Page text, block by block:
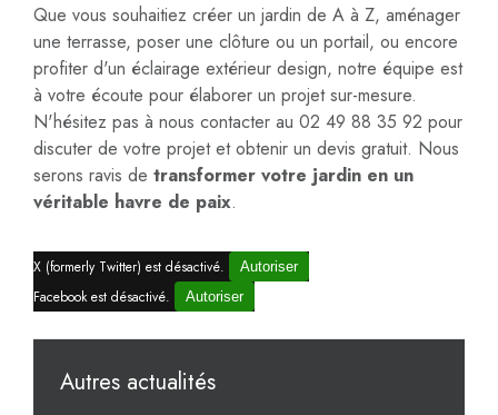
Que vous souhaitiez créer un jardin de A à Z, aménager
une terrasse, poser une clôture ou un portail, ou encore
profiter d'un éclairage extérieur design, notre équipe est
à votre écoute pour élaborer un projet sur-mesure.
N'hésitez pas à nous contacter au 02 49 88 35 92 pour
discuter de votre projet et obtenir un devis gratuit. Nous
serons ravis de transformer votre jardin en un
véritable havre de paix.
X (formerly Twitter) est désactivé. Autoriser
Facebook est désactivé. Autoriser
Autres actualités